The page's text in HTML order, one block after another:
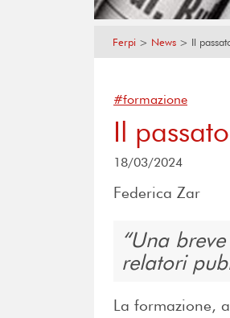
Ferpi > News > Il
#formazione
Il
18/03/2024
Federica Zar
Una
relatori
La formazione,